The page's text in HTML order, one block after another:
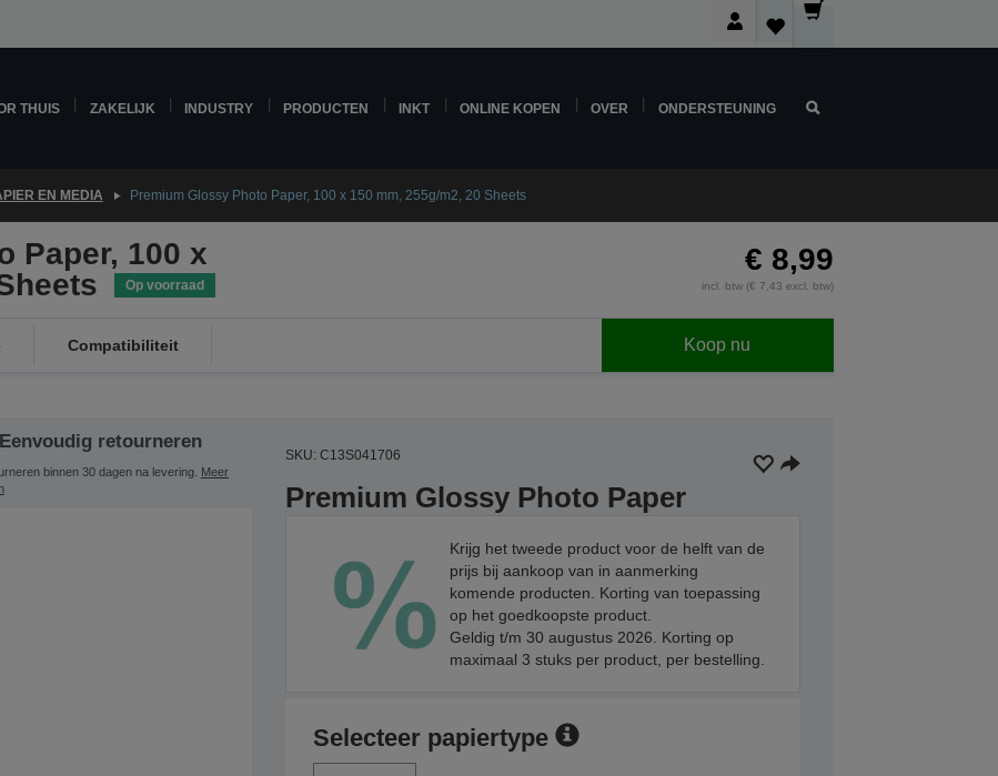
THUIS ZAKELIJK INDUSTRY PRODUCTEN INKT ONLINE KOPEN OVER ONDERSTEUNING
EN MEDIA Premium Glossy Photo Paper, 100 x 150 mm, 255g/m2, 20 Sheets
Paper, 100 x
Op voorraad
€ 8,99
incl. btw (€ 7,43 excl. btw)
Compatibiliteit Koop nu
retourneren
binnen 30 dagen na levering. Meer
SKU: C13S041706
Premium Glossy Photo Paper
Krijg het tweede product voor de helft van de
prijs bij aankoop van in aanmerking
komende producten. Korting van toepassing
op het goedkoopste product.
Geldig t/m 30 augustus 2026. Korting op
maximaal 3 stuks per product, per bestelling.
Selecteer papiertype